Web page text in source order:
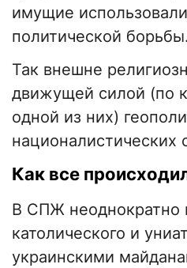
имущие
политической борьбы.
Так внешне
движущей силой (по
одной из них)
националистических
Как все
В СПЖ неоднократно
католического и
украинскими